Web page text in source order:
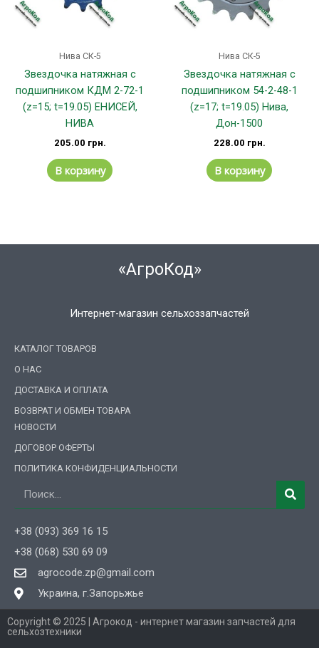
Нива СК-5
Звездочка натяжная с
подшипником КДМ 2-72-1
(z=15; t=19.05) ЕНИСЕЙ,
НИВА
205.00 грн.
В корзину
Нива СК-5
Звездочка натяжная с
подшипником 54-2-48-1
(z=17; t=19.05) Нива,
Дон-1500
228.00 грн.
В корзину
«АгроКод»
Интернет-магазин сельхоззапчастей
КАТАЛОГ ТОВАРОВ
О НАС
ДОСТАВКА И ОПЛАТА
ВОЗВРАТ И ОБМЕН ТОВАРА
НОВОСТИ
ДОГОВОР ОФЕРТЫ
ПОЛИТИКА КОНФИДЕНЦИАЛЬНОСТИ
Поиск
+38 (093) 369 16 15
+38 (068) 530 69 09
agrocode.zp@gmail.com
Украина, г.Запорьжье
Copyright © 2025 | Агрокод - интернет магазин запчастей для
сельхозтехники